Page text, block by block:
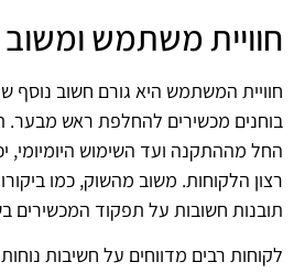
חוויית משתמש
חוויית המשתמש היא גורם חשוב נוסף
בוחנים מכשירים להחלפת ראש מבער.
החל מההתקנה ועד השימוש היומיומי,
רצון הלקוחות. משוב מהשוק, כמו
תובנות חשובות על תפקוד המכשירים
לקוחות רבים מדווחים על חשיבות